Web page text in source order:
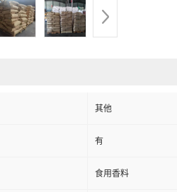
其他
有
食用香料